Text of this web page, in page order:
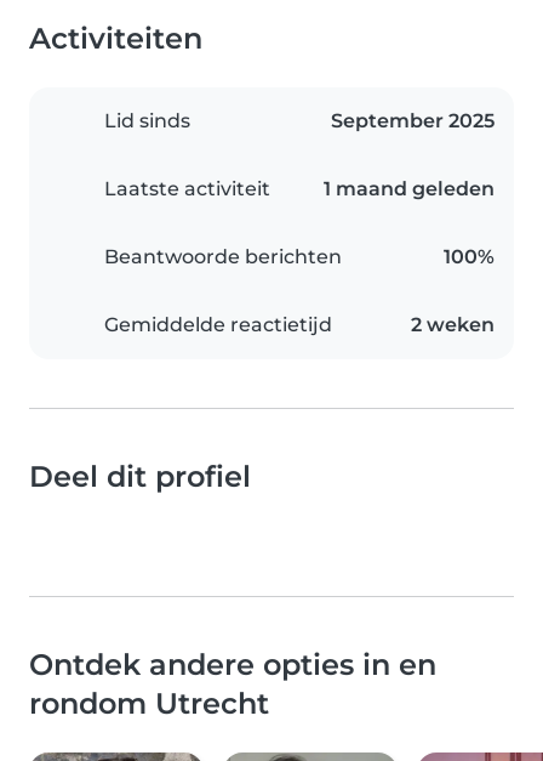
Activiteiten
Lid sinds September 2025
Laatste activiteit 1 maand geleden
Beantwoorde berichten 100%
Gemiddelde reactietijd 2 weken
Deel dit profiel
Ontdek andere opties in en
rondom Utrecht